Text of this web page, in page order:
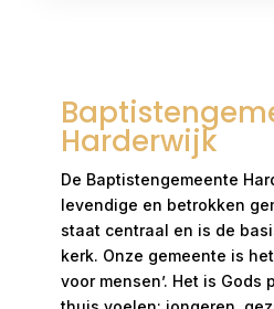
Harderwijk
De Baptistengemeente
levendige en betrokken
staat centraal en is de
kerk. Onze gemeente is
voor mensen’. Het is Gods